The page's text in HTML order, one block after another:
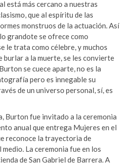
está más cercano a nuestras
que al espíritu de las
monstruos de la actuación. Así
grandote se ofrece como
le trata como célebre, y muchos
burlar a la muerte, se les convierte
se cuece aparte, no es la
pero es innegable su
de un universo personal, sí, es
Burton fue invitado a la ceremonia
anual que entrega Mujeres en el
reconoce la trayectoria de
La ceremonia fue en los
de San Gabriel de Barrera. A